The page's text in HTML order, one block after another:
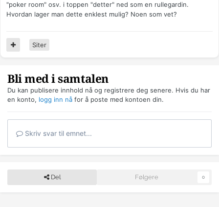
"poker room" osv. i toppen "detter" ned som en rullegardin.
Hvordan lager man dette enklest mulig? Noen som vet?
Siter
Bli med i samtalen
Du kan publisere innhold nå og registrere deg senere. Hvis du har
en konto, logg inn nå for å poste med kontoen din.
Skriv svar til emnet...
Del Følgere 0